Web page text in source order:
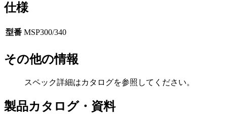
仕様
型番 MSP300/340
その他の情報
スペック詳細はカタログを参照してください。
製品カタログ・資料